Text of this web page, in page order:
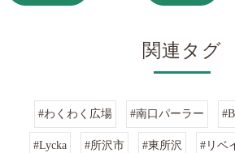
関連タグ
#わくわく広場 #南口パーラー
#Lycka #所沢市 #東所沢 #リベ